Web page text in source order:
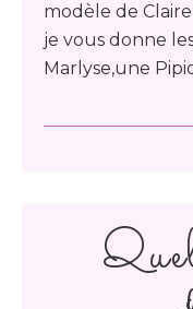
modèle de
je vous donne
Marlyse,une